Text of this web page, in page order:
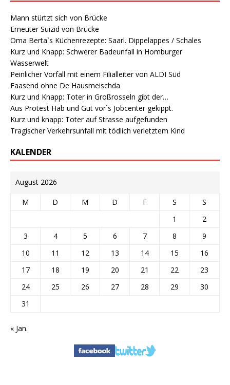
Mann stürtzt sich von Brücke
Erneuter Suizid von Brücke
Oma Berta`s Küchenrezepte: Saarl. Dippelappes / Schales
Kurz und Knapp: Schwerer Badeunfall in Homburger
Wasserwelt
Peinlicher Vorfall mit einem Filialleiter von ALDI Süd
Faasend ohne De Hausmeischda
Kurz und Knapp: Toter in Großrosseln gibt der…
Aus Protest Hab und Gut vor`s Jobcenter gekippt.
Kurz und knapp: Toter auf Strasse aufgefunden
Tragischer Verkehrsunfall mit tödlich verletztem Kind
KALENDER
August 2026
M D M D F S
S
1
2
3
4 5 6 7 8
9
10
11 12 13 14 15
16
17
18 19 20 21 22
23
24
25 26 27 28 29
30
31
« Jan.